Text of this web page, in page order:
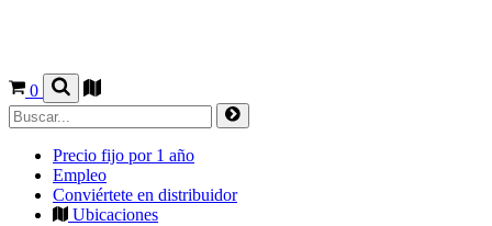
0
Precio fijo por 1 año
Empleo
Conviértete en distribuidor
Ubicaciones